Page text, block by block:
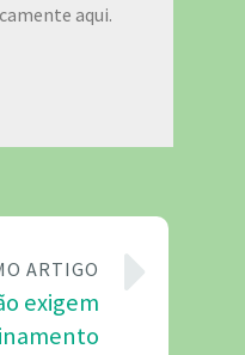
aqui.
ARTIGO
exigem